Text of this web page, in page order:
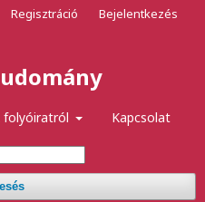
folyóiratról Kapcsolat
Regisztráció Bejelentkezés